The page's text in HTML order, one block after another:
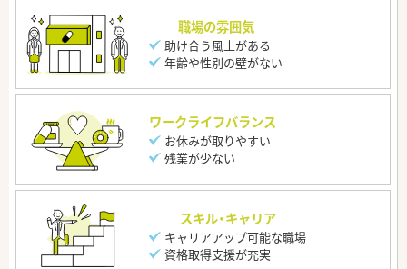
職場の雰囲気
助け合う風土がある
年齢や性別の壁がない
ワークライフバランス
お休みが取りやすい
残業が少ない
スキル・キャリア
キャリアアップ可能な職場
資格取得支援が充実